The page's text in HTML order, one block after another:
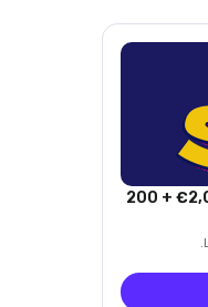
חבילת קבלת פנים: עד 250% בונוס עד €2,000 + 200